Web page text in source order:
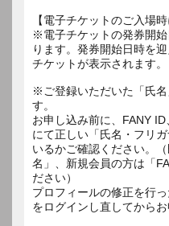
【電子チケットのご入場時
※電子チケットの発券開
ります。発券開始日時を
チケットが表示されます。
※ご登録いただいた「氏
す。
お申し込み前に、FANY
にて正しい「氏名・フリ
いるかご確認ください。
名」、新規会員の方は「
ださい）
プロフィールの修正を行
をログインし直してから